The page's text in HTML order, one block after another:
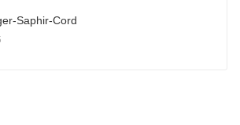
Saphir-Cord